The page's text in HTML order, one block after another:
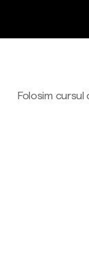
Folosim cursul